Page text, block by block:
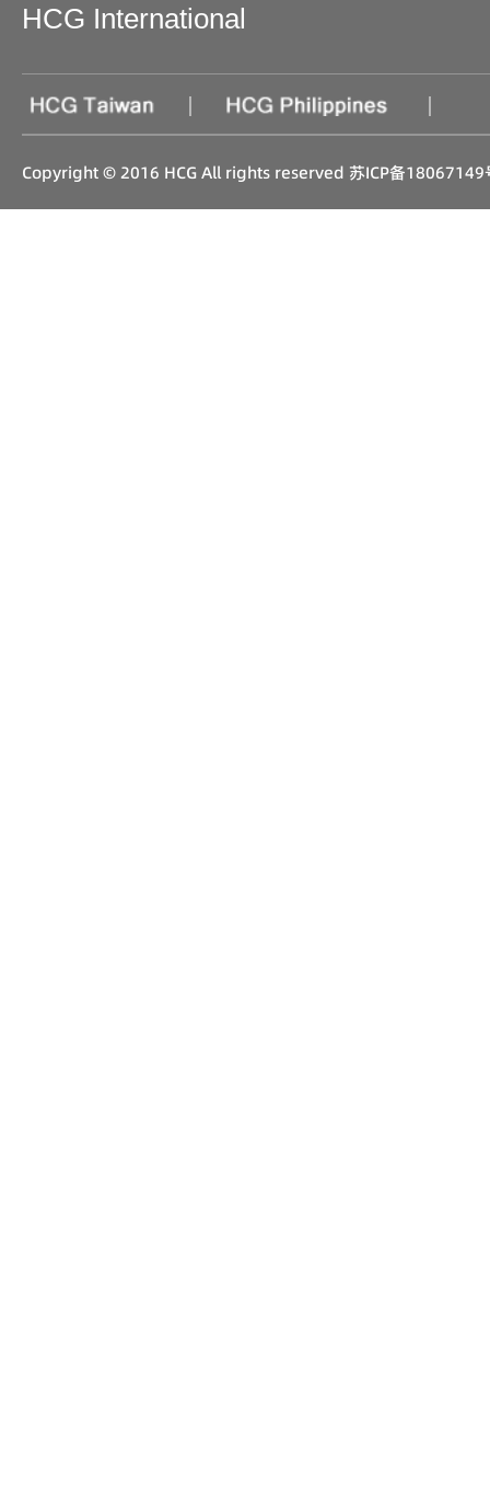
HCG International
| |
Copyright © 2016 HCG All rights reserved 苏ICP备